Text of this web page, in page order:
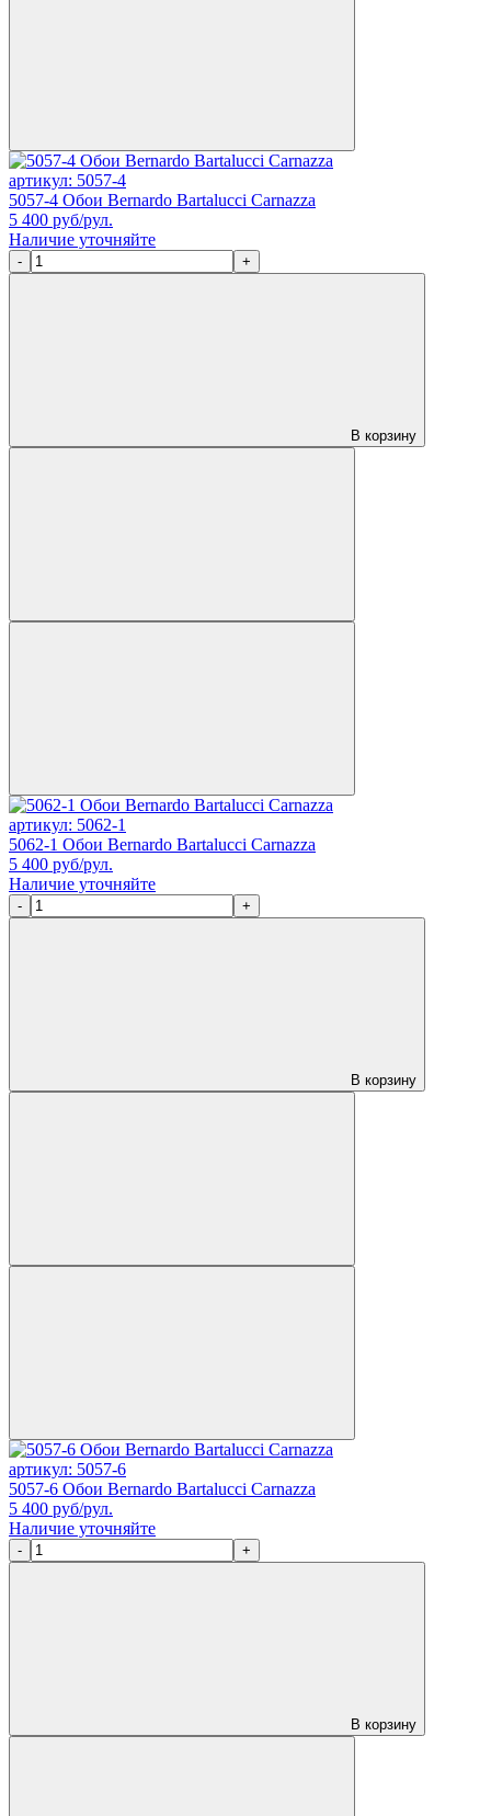
артикул: 5057-4
5057-4 Обои Bernardo Bartalucci Carnazza
5 400 руб/рул.
Наличие уточняйте
- +
В корзину
артикул: 5062-1
5062-1 Обои Bernardo Bartalucci Carnazza
5 400 руб/рул.
Наличие уточняйте
- +
В корзину
артикул: 5057-6
5057-6 Обои Bernardo Bartalucci Carnazza
5 400 руб/рул.
Наличие уточняйте
- +
В корзину